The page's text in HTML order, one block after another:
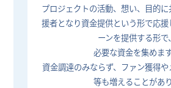
プロジェクトの活動、想い、目的
援者となり資金提供という形で応
ーンを提供する形で、
必要な資金を集めます
資金調達のみならず、ファン獲得
等も増えることがあり